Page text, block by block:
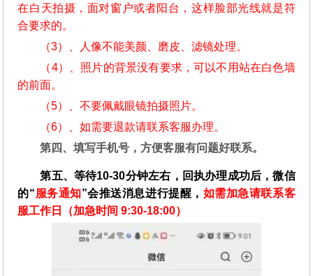
在白天拍摄，面对窗户或者阳台，这样脸部光线就是符
合要求的。
（3）、人像不能美颜、磨皮、滤镜处理。
（4）、照片的背景没有要求，可以不用站在白色墙
的前面。
（5）、不要佩戴眼镜拍摄照片。
（6）、如需要退款请联系客服办理。
第四、填写手机号，方便客服有问题好联系。
第五、等待10-30分钟左右，回执办理成功后，微信
的“服务通知”会推送消息进行提醒， 如需加急请联系客
服工作日（加急时间 9:30-18:00）